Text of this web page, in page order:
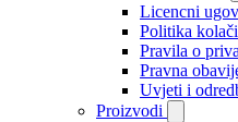
Licencni
Politika
Pravila o
Pravna
Uvjeti i
Proizvodi